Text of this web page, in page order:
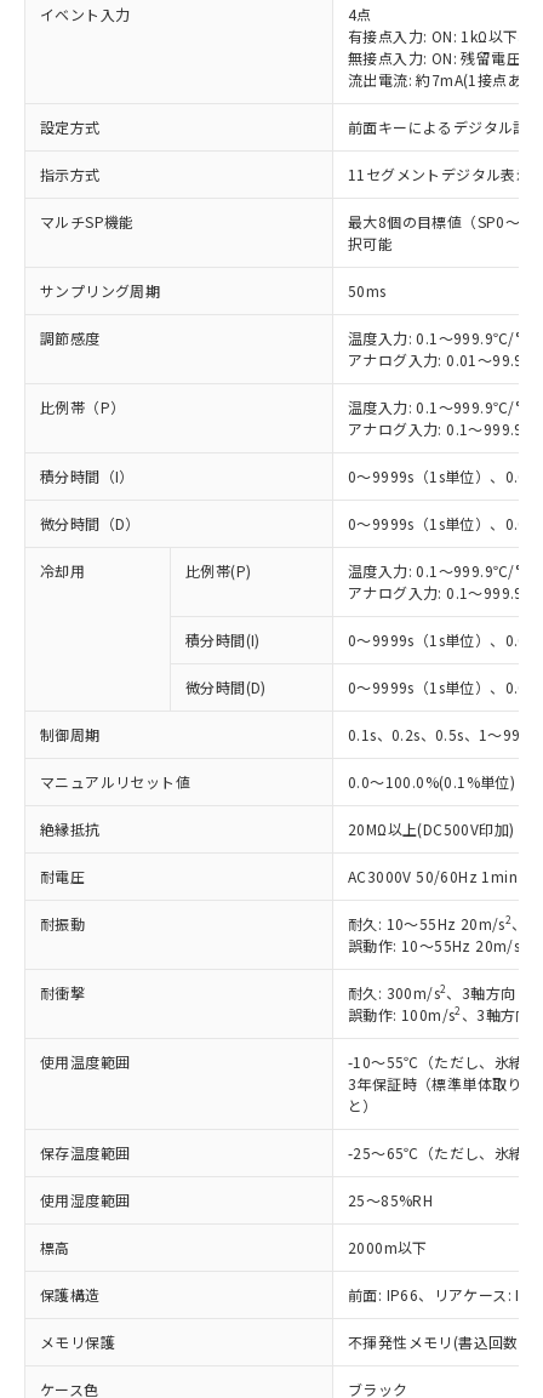
イベント入力
4点
有接点入力: ON: 1kΩ以下、
無接点入力: ON: 残留電圧
流出電流: 約7mA(1接点あた
設定方式 前面キーによるデジタル設定
指示方式 11セグメントデジタル表示
マルチSP機能
最大8個の目標値（SP0～
択可能
サンプリング周期 50ms
調節感度
温度入力: 0.1～999.9℃/°F
アナログ入力: 0.01～
比例帯（P）
温度入力: 0.1～999.9℃/°F
アナログ入力: 0.1～
積分時間（I） 0～9999s（1s単位）、0.0
微分時間（D） 0～9999s（1s単位）、0.0
冷却用 比例帯(P)
温度入力: 0.1～999.9℃/°F
アナログ入力: 0.1～
積分時間(I) 0～9999s（1s単位）、0.0
微分時間(D) 0～9999s（1s単位）、0.0
制御周期 0.1s、0.2s、0.5s、1～99s
マニュアルリセット値 0.0～100.0%(0.1%単位)
絶縁抵抗 20MΩ以上(DC500V印加)
耐電圧 AC3000V 50/60Hz 1min (
耐振動 耐久: 10～55Hz 20m/s2、3
誤動作: 10～55Hz 20m/s
耐衝撃 耐久: 300m/s2、3軸方向 各
誤動作: 100m/s2 、3軸方向
使用温度範囲
-10～55℃（ただし、氷結、
3年保証時（標準単体取り
と）
保存温度範囲 -25～65℃（ただし、氷結、
使用湿度範囲 25～85%RH
標高 2000m以下
保護構造 前面: IP66、リアケース:
メモリ保護 不揮発性メモリ(書込回数:
ケース色 ブラック
以下の条件をお読みいただき、同意のうえ
ご利用ください。
本サービスは、当社制御機器事業取扱
(税抜)を提供させていただくもので
当社制御機器事業取扱商品の中には、
本サービスの対象外となる商品もある
在庫状況および標準価格照会結果は、
記載している更新日時点での社内デー
タに基づき作成されるものであり、閲
覧された時点での実際の在庫および標
対応済み：EU RoHS指令（10物質）の
非含有に対応した製品が提供可能な商品で
対応予定：EU RoHS指令（10物質）の非含
有に対応した製品に切り替える予定のある
対応予定なし：EU RoHS指令（10物質）の
非含有に非対応の商品で、対応品を出す予
定はありません。
調査・確認中：EU RoHS指令（10物質）の
非含有の対応状況を調査中または確認中の
非該当品：ライセンス料など無形物で、有
仕入先様の事情により、非含有部品として
いたものが、含有品と判明した場合などや
鉛(Pb) 1000ppm以下、 水銀(Hg) 1000ppm以下、 カド
ミウム(Cd) 100ppm以下、
六価クロム(Cr(Ⅵ)) 1000ppm以下、ポリ臭化ビフェニル
類(PBB) 1000ppm以下、ポリ臭化ジフェニルエーテル類
「○」：最大均質材料含有率が中国RoHSの
基準値以下であることを示します。
「×」：最大均質材料含有率が中国RoHSの
「－」：未確認です。当社販売部門へお問
い合わせください。
*中国RoHS10物質の基準値 (GB/T26572)：
Pb(鉛) :1000ppm、 Hg(水銀) : 1000ppm、 Cd(カドミウ
Cr(Ⅵ)(六価クロム) : 1000ppm、 PBBs(ポリ臭化ビフェ
当社は、これら貴社製品のうち、外国
為替および外国貿易法に定める商品
（以下｢規制貨物等」という）を輸出
または国外への提供する場合は、日本
国政府の輸出許可(または役務取引許
可)を取得するなどの必要な手続きを